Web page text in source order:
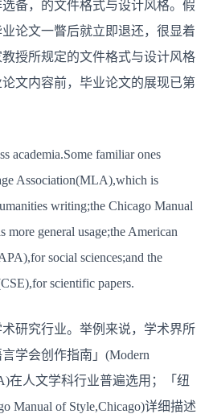
备，的文件格式与设计风格。假
论文一瞥后就立即退还，很显着
授所规定的文件格式与设计风格
文内容前，毕业论文的展现已第
academia.Some familiar ones
Association(MLA),which is
writing;the Chicago Manual
general usage;the American
social sciences;and the
scientific papers.
研究行业。举例来说，学术界所
学会创作指南」(Modern
在人文学科行业普遍选用；「纽
Manual of Style,Chicago)详细描述